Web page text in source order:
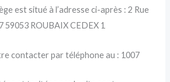
est situé à l’adresse ci-après : 2 Rue
59053 ROUBAIX CEDEX 1
contacter par téléphone au : 1007